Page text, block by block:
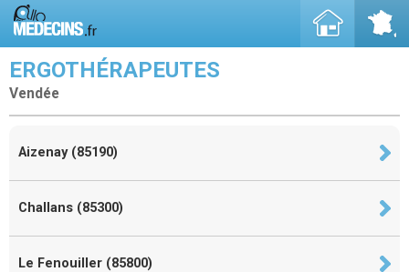
ERGOTHÉRAPEUTES
Vendée
Aizenay (85190)
Challans (85300)
Le Fenouiller (85800)